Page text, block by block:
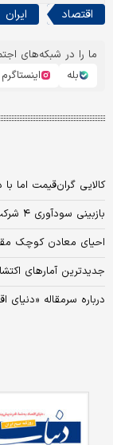
اقتصاد ایران
ما را در شبکه‌های
بله
اینستاگرم
کالایی گران‌قیمت اما با
بازبینی سودآوری ۴ شرکت سنگ‏‏‏‏‏‏‏‏‏‏‌آهن
احیای معادن کوچک
جدیدترین آمارهای
درباره سرمقاله «دنیای